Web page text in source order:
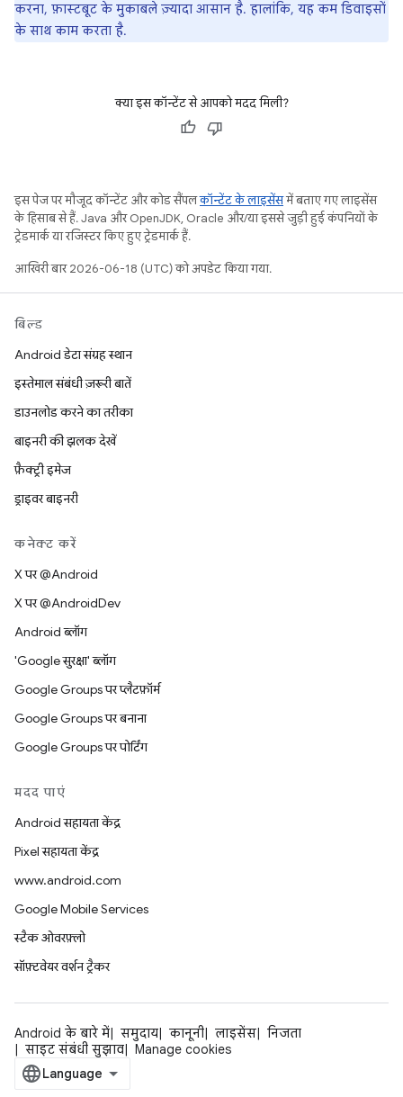
करना, फ़ास्टबूट के मुकाबले ज़्यादा आसान है. हालांकि, यह कम डिवाइसों
के साथ काम करता है.
क्या इस कॉन्टेंट से आपको मदद मिली?
इस पेज पर मौजूद कॉन्टेंट और कोड सैंपलकॉन्टेंट के लाइसेंसमें बताए गए लाइसेंस
के हिसाब से हैं. Java और OpenJDK, Oracle और/या इससे जुड़ी हुई कंपनियों के
ट्रेडमार्क या रजिस्टर किए हुए ट्रेडमार्क हैं.
आखिरी बार 2026-06-18 (UTC) को अपडेट किया गया.
बिल्ड
Android डेटा संग्रह स्थान
इस्तेमाल संबंधी ज़रूरी बातें
डाउनलोड करने का तरीका
बाइनरी की झलक देखें
फ़ैक्ट्री इमेज
ड्राइवर बाइनरी
कनेक्ट करें
X पर @Android
X पर @AndroidDev
Android ब्लॉग
'Google सुरक्षा' ब्लॉग
Google Groups पर प्लैटफ़ॉर्म
Google Groups पर बनाना
Google Groups पर पोर्टिंग
मदद पाएं
Android सहायता केंद्र
Pixel सहायता केंद्र
www.android.com
Google Mobile Services
स्टैक ओवरफ़्लो
सॉफ़्टवेयर वर्शन ट्रैकर
Android के बारे में समुदाय कानूनी लाइसेंस
निजता
साइट संबंधी सुझाव
Manage cookies